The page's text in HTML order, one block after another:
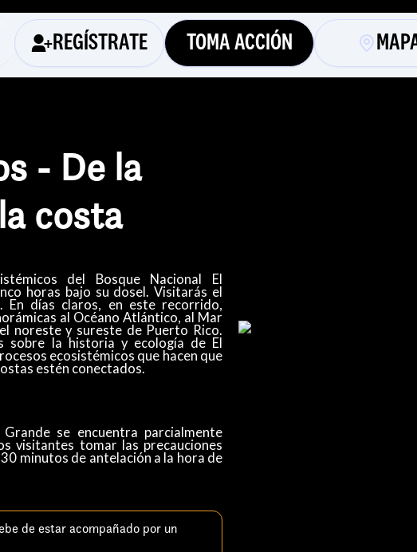
REGÍSTRATE TOMA ACCIÓN
- De la
costa
del Bosque Nacional El
horas bajo su dosel. Visitarás el
En días claros, en este recorrido,
al Océano Atlántico, al Mar
noreste y sureste de Puerto Rico.​
sobre la historia y ecología de El
ecosistémicos que hacen que
estén conectados.
se encuentra parcialmente
visitantes tomar las precauciones
minutos de antelación a la hora de
de estar acompañado por un